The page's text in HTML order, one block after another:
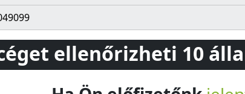
ellenőrizheti 10